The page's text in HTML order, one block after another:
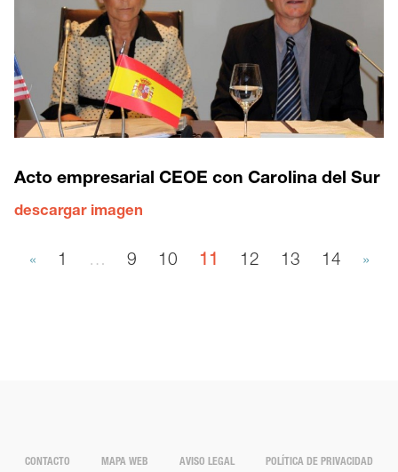
Acto empresarial CEOE con Carolina del Sur
descargar imagen
« 1 … 9 10 11 12 13 14 »
CONTACTO MAPA WEB AVISO LEGAL POLÍTICA DE PRIVACIDAD